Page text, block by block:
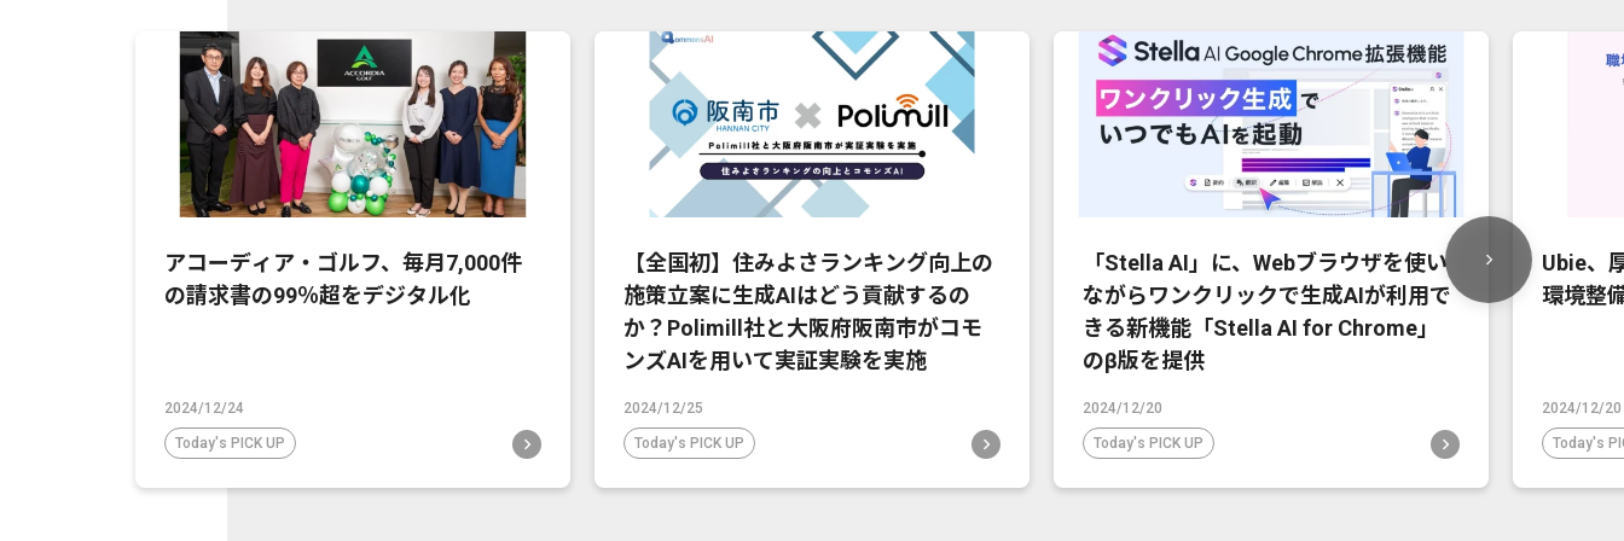
アコーディア・ゴルフ、毎月7,000件
の請求書の99％超をデジタル化
2024/12/24
Today's PICK UP
【全国初】住みよさランキング向上の
施策立案に生成AIはどう貢献するの
か？Polimill社と大阪府阪南市がコモ
ンズAIを用いて実証実験を実施
2024/12/25
Today's PICK UP
「Stella AI」に、Webブラウザを使い
ながらワンクリックで生成AIが利用で
きる新機能「Stella AI for Chrome」
のβ版を提供
2024/12/20
Today's PICK UP
Ubie、
環境整
2024/12/20
Today's